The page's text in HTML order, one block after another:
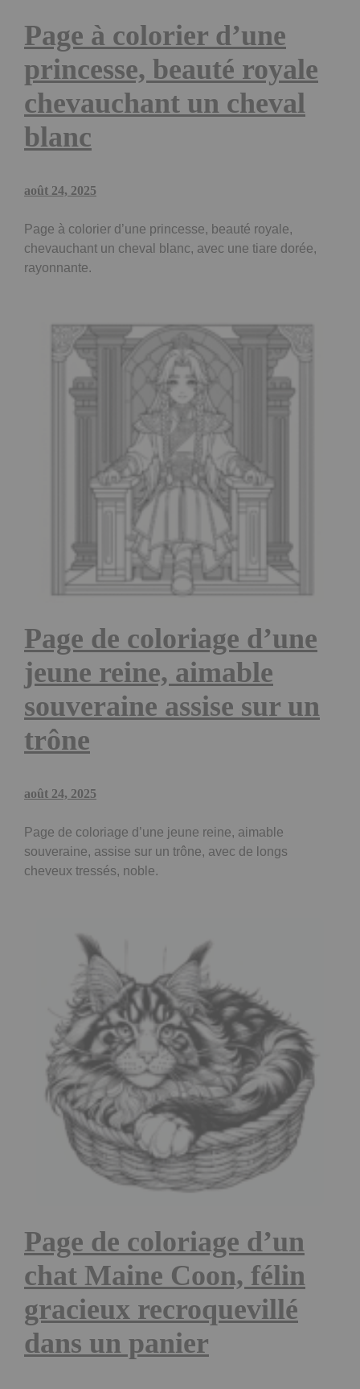
Page à colorier d’une
princesse, beauté royale
chevauchant un cheval
blanc
août 24, 2025
Page à colorier d’une princesse, beauté royale,
chevauchant un cheval blanc, avec une tiare dorée,
rayonnante.
Page de coloriage d’une
jeune reine, aimable
souveraine assise sur un
trône
août 24, 2025
Page de coloriage d’une jeune reine, aimable
souveraine, assise sur un trône, avec de longs
cheveux tressés, noble.
Page de coloriage d’un
chat Maine Coon, félin
gracieux recroquevillé
dans un panier